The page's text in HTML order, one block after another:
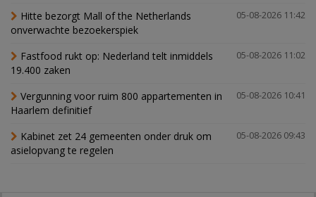
05-08-2026 11:42
Hitte bezorgt Mall of the Netherlands
onverwachte bezoekerspiek
05-08-2026 11:02
Fastfood rukt op: Nederland telt inmiddels
19.400 zaken
05-08-2026 10:41
Vergunning voor ruim 800 appartementen in
Haarlem definitief
05-08-2026 09:43
Kabinet zet 24 gemeenten onder druk om
asielopvang te regelen